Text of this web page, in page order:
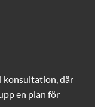
konsultation, där
en plan för